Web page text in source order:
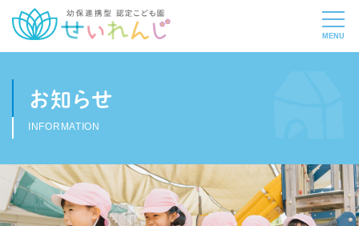
お知らせ
INFORMATION